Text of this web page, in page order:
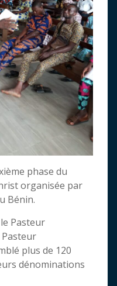
phase du
organisée par
Bénin.
Pasteur
plus de 120
dénominations